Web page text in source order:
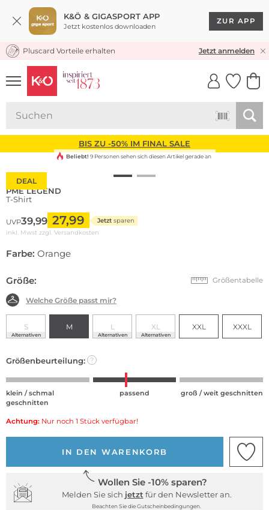
K&Ö & GIGASPORT APP
Jetzt kostenlos downloaden
ZUR APP
KOSTENLOSER VERSAND* & RÜCKVERSAND
Pluscard Vorteile erhalten Jetzt anmelden
UNSERE APP
CLICK &
BIS ZU -50% IM FINAL SALE
DEAL
Beliebt! 9 Personen sehen sich diesen Artikel gerade an
PME LEGEND
T-Shirt
UVP39,99 27,99 Jetzt sparen
inkl. Mwst zzgl. Versandkosten
Farbe: Orange
Größe: Größentabelle
Welche Größe passt mir?
S
Alternativen
M L
Alternativen
XL
Alternativen
XXL XXXL
Größenbeurteilung: ?
klein / schmal
geschnitten
passend groß / weit geschnitten
Achtung: Nur noch 1 Stück verfügbar!
IN DEN WARENKORB
Wollen Sie -10% sparen?
Melden Sie sich jetzt für den Newsletter an.
Beachten Sie die Gutscheinbedingungen.